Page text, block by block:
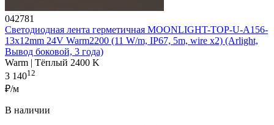
042781
Светодиодная лента герметичная MOONLIGHT-TOP-U-A156-
13x12mm 24V Warm2200 (11 W/m, IP67, 5m, wire x2) (Arlight,
Вывод боковой, 3 года)
Warm | Тёплый 2400 K
3 14012
₽/м
В наличии